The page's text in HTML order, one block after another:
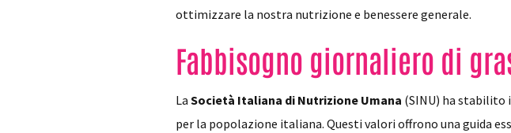
ottimizzare la nostra nutrizione e benessere generale.
Fabbisogno giornaliero di
La Società Italiana di Nutrizione Umana (SINU) ha stabilito
per la popolazione italiana. Questi valori offrono una guida